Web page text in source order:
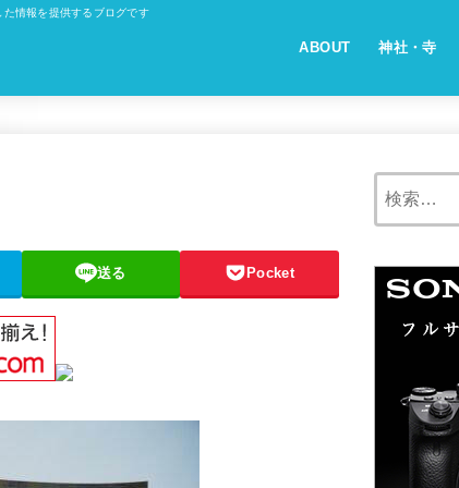
情報を提供するブログです
ABOUT 神社・寺
送る Pocket